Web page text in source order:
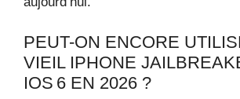
PEUT-ON ENCORE
VIEIL IPHONE
IOS 6 EN 2026 ?